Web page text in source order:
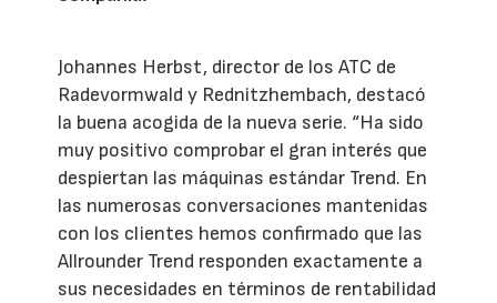
Johannes Herbst, director de los ATC de
Radevormwald y Rednitzhembach, destacó
la buena acogida de la nueva serie. “Ha sido
muy positivo comprobar el gran interés que
despiertan las máquinas estándar Trend. En
las numerosas conversaciones mantenidas
con los clientes hemos confirmado que las
Allrounder Trend responden exactamente a
sus necesidades en términos de rentabilidad